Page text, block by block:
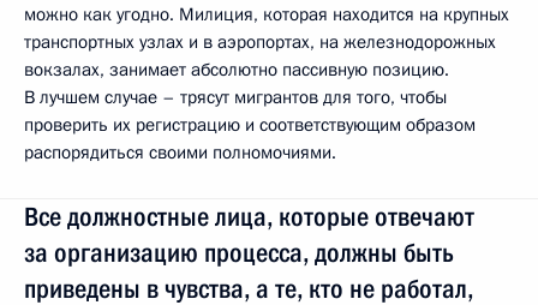
можно как угодно. Милиция, которая находится на крупных
транспортных узлах и в аэропортах, на железнодорожных
вокзалах, занимает абсолютно пассивную позицию.
В лучшем случае – трясут мигрантов для того, чтобы
проверить их регистрацию и соответствующим образом
распорядиться своими полномочиями.
Все должностные лица, которые отвечают
за организацию процесса, должны быть
приведены в чувства, а те, кто не работал,